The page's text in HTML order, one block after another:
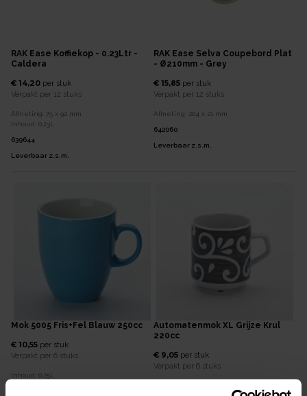
RAK Ease Koffiekop - 0.23Ltr -
Caldera
€ 14,20 per stuk
Verpakt per 12 stuks
Afmeting: 75 x 92 mm
Inhoud: 0,23L
639644
Leverbaar z.s.m.
RAK Ease Selva Coupebord Plat
- Ø210mm - Grey
€ 15,85 per stuk
Verpakt per 12 stuks
Afmeting: 204 x 21 mm
642060
Leverbaar z.s.m.
Mok 5005 Fris+Fel Blauw 250cc
€ 10,55 per stuk
Verpakt per 6 stuks
Inhoud: 0,25L
Automatenmok XL Grijze Krul
220cc
€ 9,05 per stuk
Verpakt per 6 stuks